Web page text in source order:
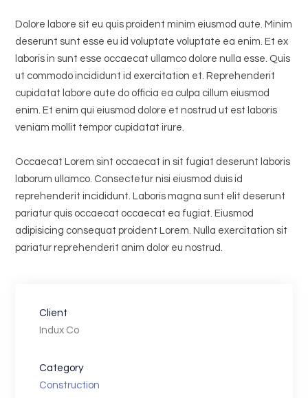
Dolore labore sit eu quis proident minim eiusmod aute. Minim
deserunt sunt esse eu id voluptate voluptate ea enim. Et ex
laboris in sunt esse occaecat ullamco dolore nulla esse. Quis
ut commodo incididunt id exercitation et. Reprehenderit
cupidatat labore aute do officia ea culpa cillum eiusmod
enim. Et enim qui eiusmod dolore et nostrud ut est laboris
veniam mollit tempor cupidatat irure.
Occaecat Lorem sint occaecat in sit fugiat deserunt laboris
laborum ullamco. Consectetur nisi eiusmod duis id
reprehenderit incididunt. Laboris magna sunt elit deserunt
pariatur quis occaecat occaecat ea fugiat. Eiusmod
adipisicing consequat proident Lorem. Nulla exercitation sit
pariatur reprehenderit anim dolor eu nostrud.
Client
Indux Co
Category
Construction